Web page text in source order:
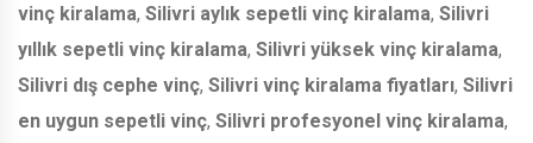
vinç kiralama, Silivri aylık sepetli vinç kiralama, Silivri
yıllık sepetli vinç kiralama, Silivri yüksek vinç kiralama,
Silivri dış cephe vinç, Silivri vinç kiralama fiyatları, Silivri
en uygun sepetli vinç, Silivri profesyonel vinç kiralama,